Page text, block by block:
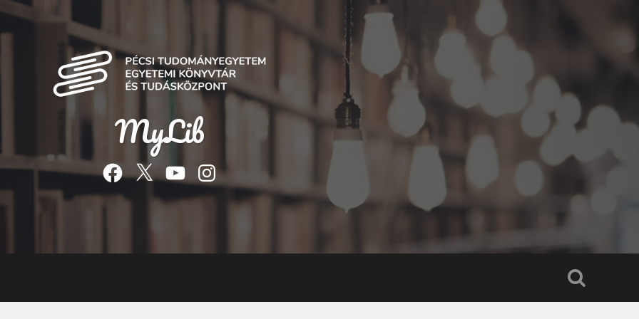
MyLib
Facebook
TwitterYouTube
Instagram